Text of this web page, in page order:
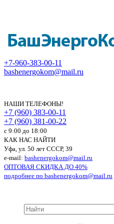
+7-960-383-00-11
bashenergokom@mail.ru
НАШИ ТЕЛЕФОНЫ!
+7 (960) 383-00-11
+7 (960) 381-00-22
c 9:00 до 18:00
КАК НАС НАЙТИ
Уфа, ул. 50 лет СССР, 39
e-mail: bashenergokom@mail.ru
ОПТОВАЯ СКИДКА ДО 40%
подробнее по bashenergokom@mail.ru